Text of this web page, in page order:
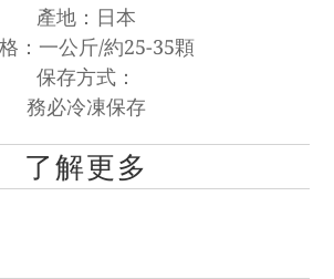
產地：日本
：一公斤/約25-35顆
保存方式：
務必冷凍保存
了解更多